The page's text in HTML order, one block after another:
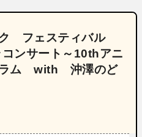
フェスティバル
ンサート～10thアニ
ラム with 沖澤のど